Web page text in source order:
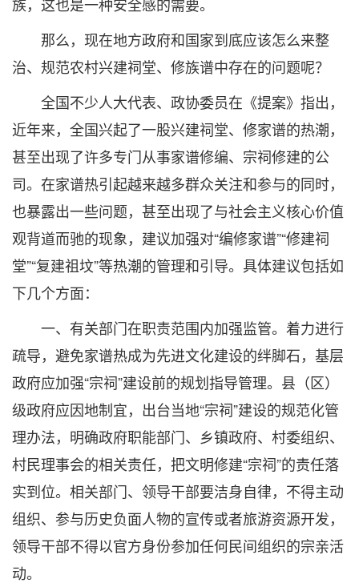
那么，现在地方政府和国家到底应该怎么来整
治、规范农村兴建祠堂、修族谱中存在的问题呢？
全国不少人大代表、政协委员在《提案》指出，
近年来，全国兴起了一股兴建祠堂、修家谱的热潮，
甚至出现了许多专门从事家谱修编、宗祠修建的公
司。在家谱热引起越来越多群众关注和参与的同时，
也暴露出一些问题，甚至出现了与社会主义核心价值
观背道而驰的现象，建议加强对“编修家谱”“修建祠
堂”“复建祖坟”等热潮的管理和引导。具体建议包括如
下几个方面：
一、有关部门在职责范围内加强监管。着力进行
疏导，避免家谱热成为先进文化建设的绊脚石，基层
政府应加强“宗祠”建设前的规划指导管理。县（区）
级政府应因地制宜，出台当地“宗祠”建设的规范化管
理办法，明确政府职能部门、乡镇政府、村委组织、
村民理事会的相关责任，把文明修建“宗祠”的责任落
实到位。相关部门、领导干部要洁身自律，不得主动
组织、参与历史负面人物的宣传或者旅游资源开发，
领导干部不得以官方身份参加任何民间组织的宗亲活
动。